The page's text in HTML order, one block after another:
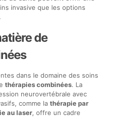
invasive que les options
de
dans le domaine des soins
thérapies combinées. La
neurovertébrale avec
comme la thérapie par
au laser, offre un cadre